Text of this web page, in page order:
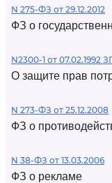
N 275-ФЗ от 29.12.2012
ФЗ о
N2300-1 от 07.02.1992
О защите прав
N 273-ФЗ от 25.12.2008
ФЗ о
N 38-ФЗ от 13.03.2006
ФЗ о рекламе